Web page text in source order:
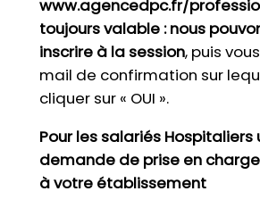
www.agencedpc.fr/
toujours valable : nous
inscrire à la session, puis
mail de confirmation sur
cliquer sur « OUI ».
Pour les salariés Hospitaliers
demande de prise en
à votre établissement